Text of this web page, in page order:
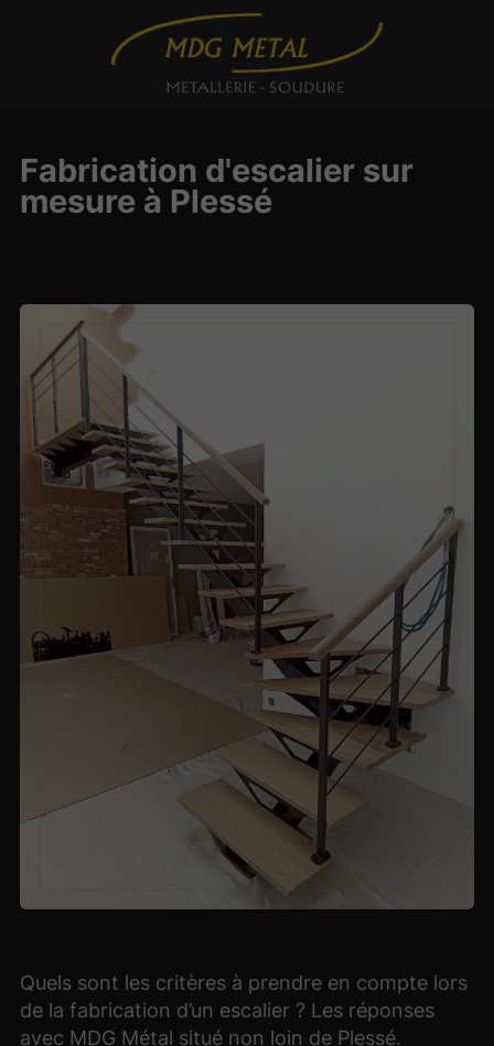
Fabrication d'escalier sur
mesure à Plessé
Quels sont les critères à prendre en compte lors
de la fabrication d’un escalier ? Les réponses
avec MDG Métal situé non loin de Plessé.